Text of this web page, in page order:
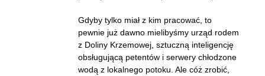
Gdyby tylko miał z kim pracować, to
pewnie już dawno mielibyśmy urząd rodem
z Doliny Krzemowej, sztuczną inteligencję
obsługującą petentów i serwery chłodzone
wodą z lokalnego potoku. Ale cóż zrobić,